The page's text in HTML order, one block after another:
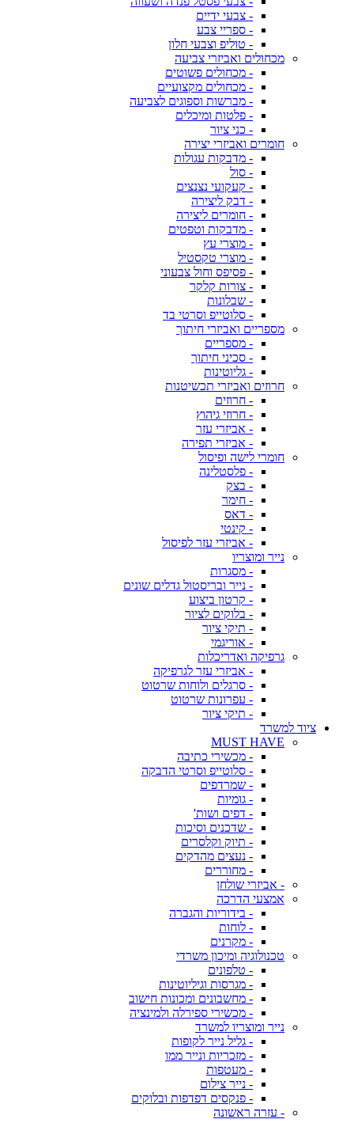
- צבעי ידיים
- ספריי צבע
- טוליפ וצבעי חלון
מכחולים ואביזרי צביעה
- מכחולים פשוטים
- מכחולים מקצועיים
- מברשות וספוגים לצביעה
- פלטות ומיכלים
- כני ציור
חומרים ואביזרי יצירה
- מדבקות עגולות
- סול
- קעקועי נצנצים
- דבק ליצירה
- חומרים ליצירה
- מדבקות וטפטים
- מוצרי עץ
- מוצרי טקסטיל
- פסיפס וחול צבעוני
- צורות קלקר
- שבלונות
- סלוטייפ וסרטי בד
מספריים ואביזרי חיתוך
- מספריים
- סכיני חיתוך
- גליוטינות
חרוזים ואביזרי תכשיטנות
- חרוזים
- חרוזי גיהוץ
- אביזרי עזר
- אביזרי תפירה
חומרי לישה ופיסול
- פלסטלינה
- בצק
- חימר
- דאס
- קינטי
- אביזרי עזר לפיסול
נייר ומוצריו
- מסגרות
- נייר ובריסטול גדלים שונים
- קרטון ביצוע
- בלוקים לציור
- תיקי ציור
- אוריגמי
גרפיקה ואדריכלות
- אביזרי עזר לגרפיקה
- סרגלים ולוחות שרטוט
- עפרונות שרטוט
- תיקי ציור
ציוד למשרד
MUST HAVE
- מכשירי כתיבה
- סלוטייפ וסרטי הדבקה
- שמרדפים
- גומיות
- דפים ושות'
- שדכנים וסיכות
- תיוק וקלסרים
- נעצים מהדקים
- מחוררים
- אביזרי שולחן
אמצעי הדרכה
- בידוריות והגברה
- לוחות
- מקרנים
טכנולוגיה ומיכון משרדי
- טלפונים
- מגרסות וגיליוטינות
- מחשבונים ומכונות חישוב
- מכשירי ספירלה ולמינציה
נייר ומוצריו למשרד
- גליל נייר לקופות
- מזכריות ונייר ממו
- מעטפות
- נייר צילום
- פנקסים דפדפות ובלוקים
- עזרה ראשונה